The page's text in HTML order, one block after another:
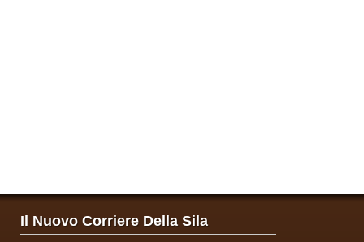
Il Nuovo Corriere Della Sila